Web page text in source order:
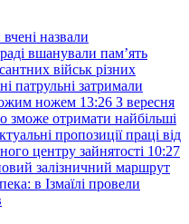
назвали
вшанували пам’ять
військ різних
патрульні затримали
ножем 13:26 З вересня
зможе отримати найбільші
пропозиції праці від
центру зайнятості 10:27
залізничний маршрут
в Ізмаїлі провели